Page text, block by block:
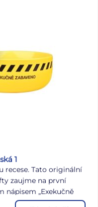
které ho připevníte ke
batůžek zaujme
Materiál: PU
Uvedená cena je za
1
recese. Tato originální
zaujme na první
nápisem „Exekučně
chvíle a